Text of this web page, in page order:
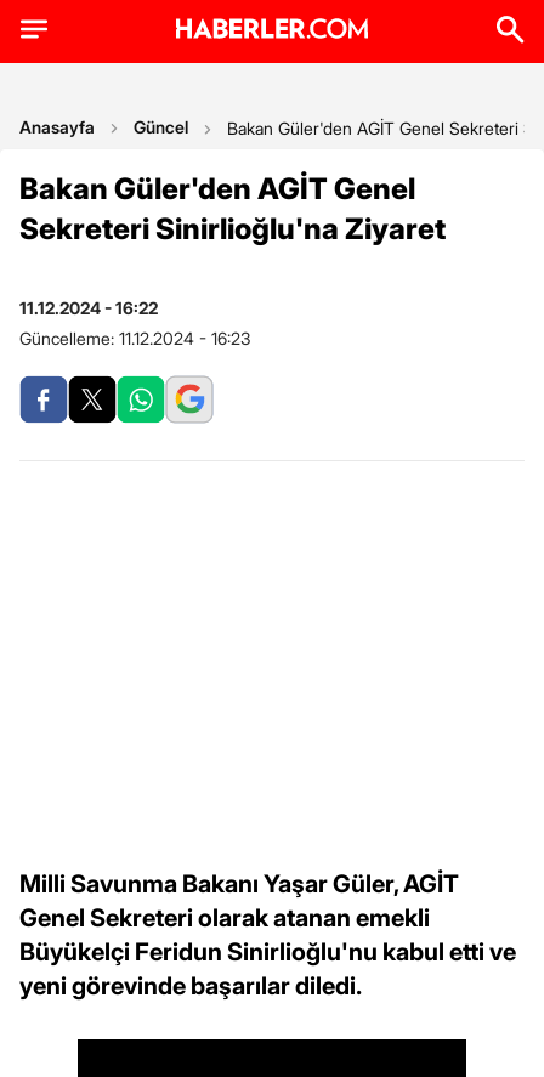
Anasayfa Güncel Bakan Güler'den AGİT Genel Sekreteri
Bakan Güler'den AGİT Genel
Sekreteri Sinirlioğlu'na Ziyaret
11.12.2024 - 16:22
Güncelleme: 11.12.2024 - 16:23
Milli Savunma Bakanı Yaşar Güler, AGİT
Genel Sekreteri olarak atanan emekli
Büyükelçi Feridun Sinirlioğlu'nu kabul etti ve
yeni görevinde başarılar diledi.